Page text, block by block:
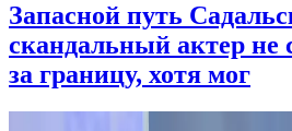
Запасной путь
скандальный актер не
за границу, хотя мог